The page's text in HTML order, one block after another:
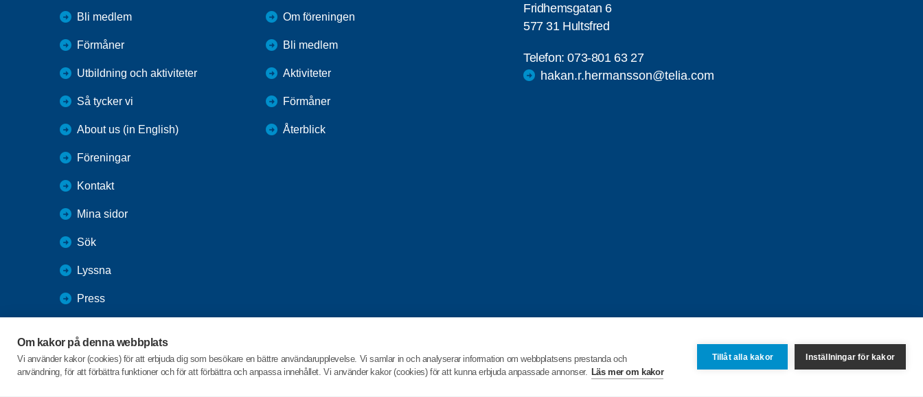
Om kakor på denna webbplats
Vi använder kakor (cookies) för att erbjuda dig som besökare en bättre användarupplevelse. Vi samlar in och analyserar information om webbplatsens prestanda och
användning, för att förbättra funktioner och för att förbättra och anpassa innehållet. Vi använder kakor (cookies) för att kunna erbjuda anpassade annonser. Läs mer om kakor
Tillåt alla kakor Inställningar för kakor
Bli medlem
Förmåner
Utbildning och aktiviteter
Så tycker vi
About us (in English)
Föreningar
Kontakt
Mina sidor
Sök
Lyssna
Press
SPF Seniorernas intranät
Om föreningen
Bli medlem
Aktiviteter
Förmåner
Återblick
Fridhemsgatan 6
577 31 Hultsfred
Telefon:073-801 63 27
hakan.r.hermansson@telia.com